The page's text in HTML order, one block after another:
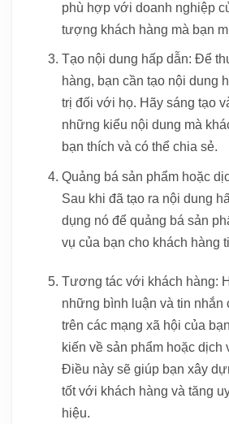
phù hợp với doanh nghiệp
tượng khách hàng mà bạn
Tạo nội dung hấp dẫn: Để
hàng, bạn cần tạo nội dung
trị đối với họ. Hãy sáng tạo
những kiểu nội dung mà
bạn thích và có thể chia sẻ.
Quảng bá sản phẩm hoặc
Sau khi đã tạo ra nội dung
dụng nó để quảng bá sản
vụ của bạn cho khách hàng
Tương tác với khách hàng:
những bình luận và tin nhắn
trên các mạng xã hội của
kiến về sản phẩm hoặc dịch
Điều này sẽ giúp bạn xây
tốt với khách hàng và tăng
hiệu.